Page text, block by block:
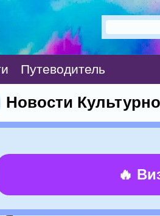
Путеводитель
Новости
🔥